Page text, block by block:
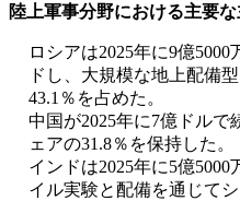
陸上軍事分野における主要
ロシアは2025年に9億
ドし、大規模な地上配備
43.1％を占めた。
中国が2025年に7億ドル
ェアの31.8％を保持した。
インドは2025年に5億
イル実験と配備を通じて